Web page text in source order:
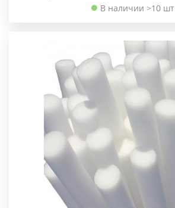
В наличии >10 шт